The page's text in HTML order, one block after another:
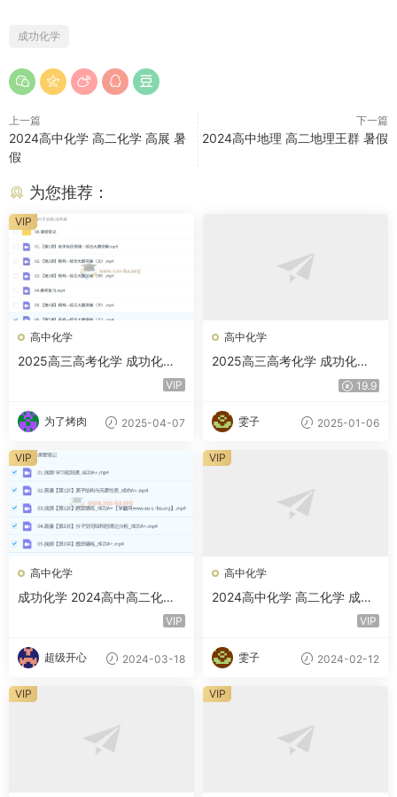
成功化学
上一篇
2024高中化学 高二化学 高展 暑
假
下一篇
2024高中地理 高二地理王群 暑假
为您推荐：
高中化学
2025高三高考化学 成功化学
A+ 暑假班 秋季班 寒假班 春季
VIP
为了烤肉 2025-04-07
VIP
高中化学
2025高三高考化学 成功化学
A班 暑假+秋季 百度网盘
19.9
雯子 2025-01-06
高中化学
成功化学 2024高中高二化学
VIP
超级开心 2024-03-18
VIP
高中化学
2024高中化学 高二化学 成功
VIP
雯子 2024-02-12
VIP
VIP VIP